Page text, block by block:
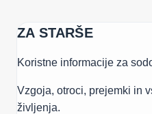
ZA STARŠE
Koristne informacije za
Vzgoja, otroci, prejemki in
življenja.